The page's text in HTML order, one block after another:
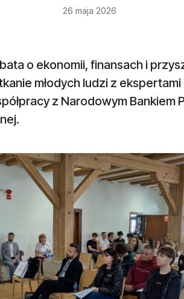
26 maja 2026
o ekonomii, finansach i
młodych ludzi z
z Narodowym Bankiem